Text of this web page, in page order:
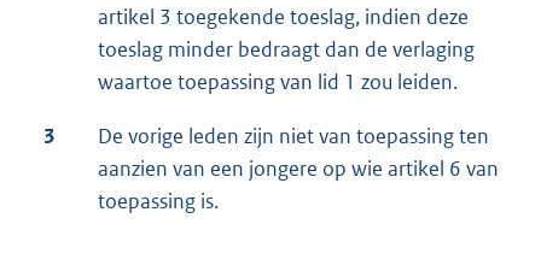
artikel 3 toegekende toeslag, indien deze
toeslag minder bedraagt dan de verlaging
waartoe toepassing van lid 1 zou leiden.
3
De vorige leden zijn niet van toepassing ten
aanzien van een jongere op wie artikel 6 van
toepassing is.